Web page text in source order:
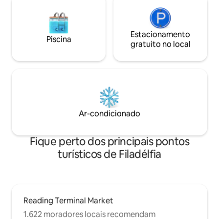
Piscina
Estacionamento
gratuito no local
Ar-condicionado
Fique perto dos principais pontos
turísticos de Filadélfia
Reading Terminal Market
1.622 moradores locais recomendam